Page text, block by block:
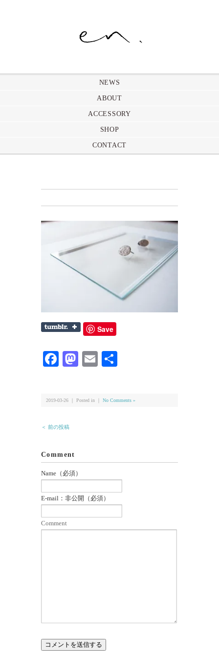
NEWS
ABOUT
ACCESSORY
SHOP
CONTACT
Save
Facebook
Mastodon
Email
2019-03-26 ｜ Posted in ｜ No Comments »
＜ 前の投稿
Comment
Name（必須）
E-mail：非公開（必須）
Comment